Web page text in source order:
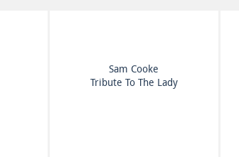
Sam Cooke
Tribute To The Lady